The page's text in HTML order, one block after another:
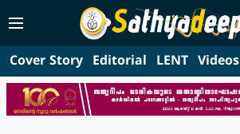
Cover Story Editorial LENT Videos